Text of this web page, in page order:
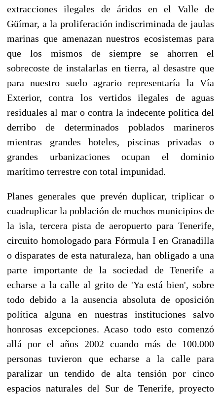
extracciones ilegales de áridos en el Valle de
Güímar, a la proliferación indiscriminada de jaulas
marinas que amenazan nuestros ecosistemas para
que los mismos de siempre se ahorren el
sobrecoste de instalarlas en tierra, al desastre que
para nuestro suelo agrario representaría la Vía
Exterior, contra los vertidos ilegales de aguas
residuales al mar o contra la indecente política del
derribo de determinados poblados marineros
mientras grandes hoteles, piscinas privadas o
grandes urbanizaciones ocupan el dominio
marítimo terrestre con total impunidad.
Planes generales que prevén duplicar, triplicar o
cuadruplicar la población de muchos municipios de
la isla, tercera pista de aeropuerto para Tenerife,
circuito homologado para Fórmula I en Granadilla
o disparates de esta naturaleza, han obligado a una
parte importante de la sociedad de Tenerife a
echarse a la calle al grito de 'Ya está bien', sobre
todo debido a la ausencia absoluta de oposición
política alguna en nuestras instituciones salvo
honrosas excepciones. Acaso todo esto comenzó
allá por el años 2002 cuando más de 100.000
personas tuvieron que echarse a la calle para
paralizar un tendido de alta tensión por cinco
espacios naturales del Sur de Tenerife, proyecto